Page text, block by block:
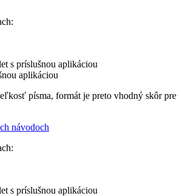
s príslušnou aplikáciou
aplikáciou
písma, formát je preto vhodný skôr pre
návodoch
s príslušnou aplikáciou